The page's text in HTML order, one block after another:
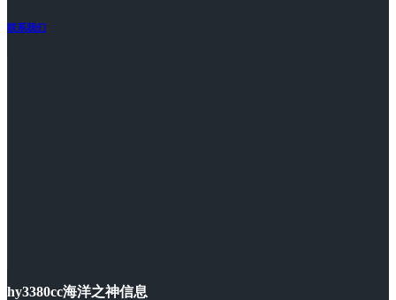
联系我们
hy3380cc海洋之神信息